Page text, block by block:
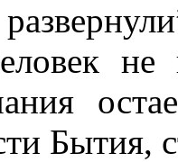
не
Бытия,